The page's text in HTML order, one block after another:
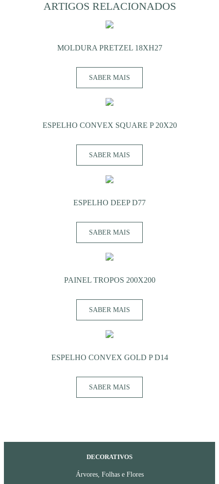
ARTIGOS RELACIONADOS
MOLDURA PRETZEL 18XH27
SABER MAIS
ESPELHO CONVEX SQUARE P 20X20
SABER MAIS
ESPELHO DEEP D77
SABER MAIS
PAINEL TROPOS 200X200
SABER MAIS
ESPELHO CONVEX GOLD P D14
SABER MAIS
DECORATIVOS
Árvores, Folhas e Flores